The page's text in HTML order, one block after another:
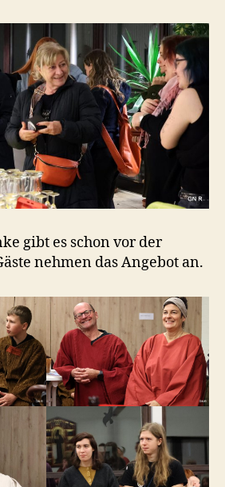
gibt es schon vor der
nehmen das Angebot an.